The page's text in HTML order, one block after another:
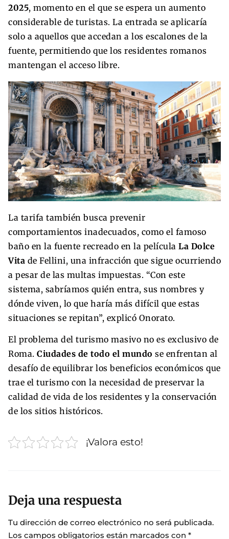
2025, momento en el que se espera un aumento
considerable de turistas. La entrada se aplicaría
solo a aquellos que accedan a los escalones de la
fuente, permitiendo que los residentes romanos
mantengan el acceso libre.
La tarifa también busca prevenir
comportamientos inadecuados, como el famoso
baño en la fuente recreado en la película La Dolce
Vita de Fellini, una infracción que sigue ocurriendo
a pesar de las multas impuestas. “Con este
sistema, sabríamos quién entra, sus nombres y
dónde viven, lo que haría más difícil que estas
situaciones se repitan”, explicó Onorato.
El problema del turismo masivo no es exclusivo de
Roma. Ciudades de todo el mundo se enfrentan al
desafío de equilibrar los beneficios económicos que
trae el turismo con la necesidad de preservar la
calidad de vida de los residentes y la conservación
de los sitios históricos.
¡Valora esto!
Deja una respuesta
Tu dirección de correo electrónico no será publicada.
Los campos obligatorios están marcados con *